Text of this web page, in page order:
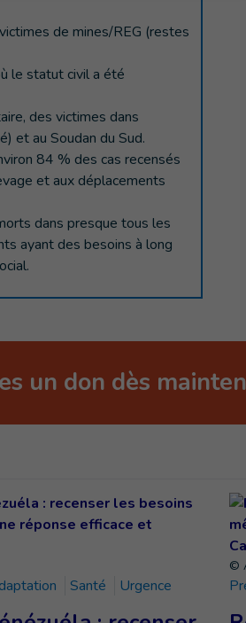
de mines/REG (restes
le statut civil a été
des victimes dans
et au Soudan du Sud.
84 % des cas recensés
et aux déplacements
dans presque tous les
ayant des besoins à long
un don dès
Santé Urgence
©